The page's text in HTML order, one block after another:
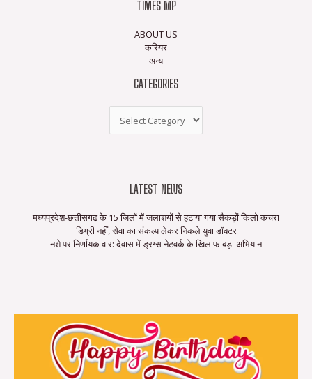
TIMES MP
ABOUT US
करियर
अन्य
CATEGORIES
LATEST NEWS
मध्यप्रदेश-छत्तीसगढ़ के 15 जिलों में जलाशयों से हटाया गया सैकड़ों किलो कचरा
डिग्री नहीं, सेवा का संकल्प लेकर निकले युवा डॉक्टर
नशे पर निर्णायक वार: देवास में ड्रग्स नेटवर्क के खिलाफ बड़ा अभियान